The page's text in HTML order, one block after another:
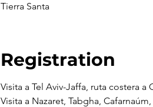
Tierra Santa
Registration
Visita a Tel Aviv-Jaffa, ruta costera
Visita a Nazaret, Tabgha,